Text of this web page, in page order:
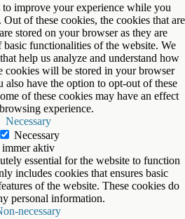
to improve your experience while you
of these cookies, the cookies that are
stored on your browser as they are
functionalities of the website. We
help us analyze and understand how
cookies will be stored in your browser
have the option to opt-out of these
of these cookies may have an effect
experience.
Necessary
Necessary
immer aktiv
essential for the website to function
includes cookies that ensures basic
of the website. These cookies do
personal information.
necessary